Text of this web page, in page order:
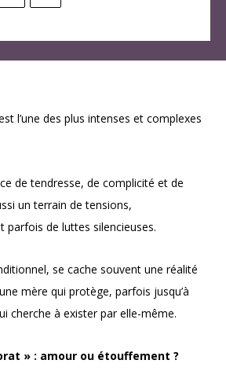
l’une des plus intenses et complexes
de tendresse, de complicité et de
un terrain de tensions,
parfois de luttes silencieuses.
se cache souvent une réalité
mère qui protège, parfois jusqu’à
cherche à exister par elle-même.
» : amour ou étouffement ?